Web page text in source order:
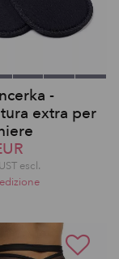
-
extra per
escl.